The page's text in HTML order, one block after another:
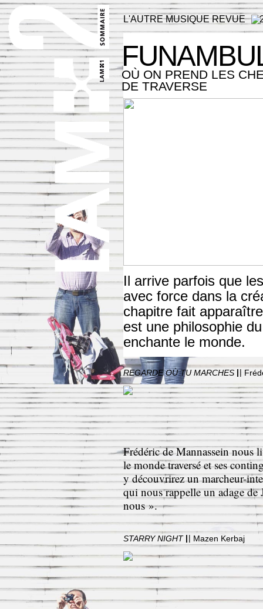
L'AUTRE MUSIQUE REVUE
OÙ ON PREND LES
DE TRAVERSE
Il arrive parfois que
avec force dans la
chapitre fait
est une philosophie
enchante le monde.
REGARDE OÙ TU MARCHES ||
Frédéric de Mannassein nous
le monde traversé et ses
y découvrirez un marcheur-
qui nous rappelle un adage
nous ».
STARRY NIGHT || Mazen Kerbaj